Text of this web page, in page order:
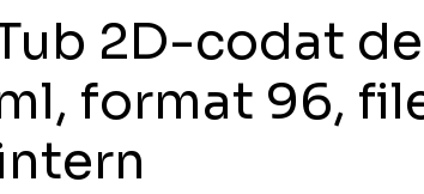
2D-codat
format 96,